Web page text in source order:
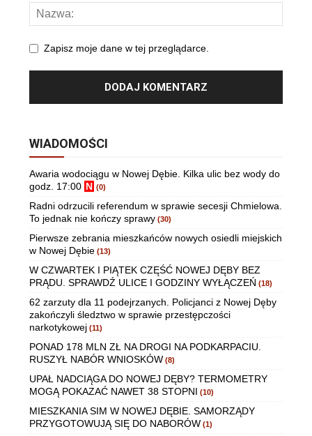
Zapisz moje dane w tej przeglądarce.
WIADOMOŚCI
Awaria wodociągu w Nowej Dębie. Kilka ulic bez wody do
godz. 17:00 N (0)
Radni odrzucili referendum w sprawie secesji Chmielowa.
To jednak nie kończy sprawy (30)
Pierwsze zebrania mieszkańców nowych osiedli miejskich
w Nowej Dębie (13)
W CZWARTEK I PIĄTEK CZĘŚĆ NOWEJ DĘBY BEZ
PRĄDU. SPRAWDŹ ULICE I GODZINY WYŁĄCZEŃ (18)
62 zarzuty dla 11 podejrzanych. Policjanci z Nowej Dęby
zakończyli śledztwo w sprawie przestępczości
narkotykowej (11)
PONAD 178 MLN ZŁ NA DROGI NA PODKARPACIU.
RUSZYŁ NABÓR WNIOSKÓW (8)
UPAŁ NADCIĄGA DO NOWEJ DĘBY? TERMOMETRY
MOGĄ POKAZAĆ NAWET 38 STOPNI (10)
MIESZKANIA SIM W NOWEJ DĘBIE. SAMORZĄDY
PRZYGOTOWUJĄ SIĘ DO NABORÓW (1)